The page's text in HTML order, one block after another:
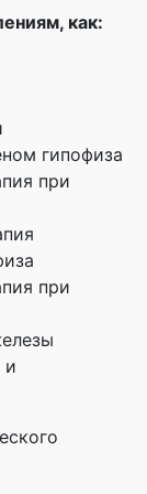
как:
гипофиза
при
при
и